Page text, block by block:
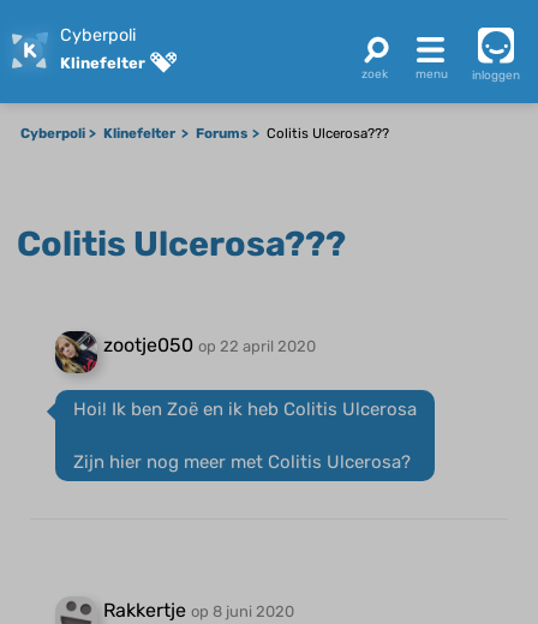
Cyberpoli
Klinefelter
inloggen
Cyberpoli Klinefelter Forums Colitis Ulcerosa???
Colitis Ulcerosa???
zootje050 op 22 april 2020
Hoi! Ik ben Zoë en ik heb Colitis Ulcerosa
Zijn hier nog meer met Colitis Ulcerosa?
Rakkertje op 8 juni 2020